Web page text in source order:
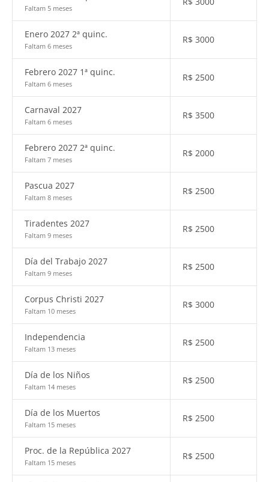
Faltam 5 meses
Enero 2027 2ª quinc.
Faltam 6 meses
R$ 3000
Febrero 2027 1ª quinc.
Faltam 6 meses
R$ 2500
Carnaval 2027
Faltam 6 meses
R$ 3500
Febrero 2027 2ª quinc.
Faltam 7 meses
R$ 2000
Pascua 2027
Faltam 8 meses
R$ 2500
Tiradentes 2027
Faltam 9 meses
R$ 2500
Día del Trabajo 2027
Faltam 9 meses
R$ 2500
Corpus Christi 2027
Faltam 10 meses
R$ 3000
Independencia
Faltam 13 meses
R$ 2500
Día de los Niños
Faltam 14 meses
R$ 2500
Día de los Muertos
Faltam 15 meses
R$ 2500
Proc. de la República 2027
Faltam 15 meses
R$ 2500